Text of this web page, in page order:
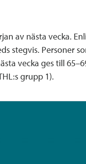
av nästa vecka.
stegvis. Personer
vecka ges till
grupp 1).